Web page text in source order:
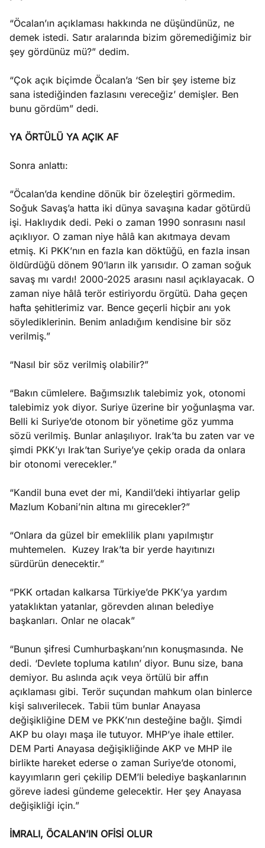
“Öcalan’ın açıklaması hakkında ne düşündünüz, ne
demek istedi. Satır aralarında bizim göremediğimiz bir
şey gördünüz mü?” dedim.
“Çok açık biçimde Öcalan’a ‘Sen bir şey isteme biz
sana istediğinden fazlasını vereceğiz’ demişler. Ben
bunu gördüm” dedi.
YA ÖRTÜLÜ YA AÇIK AF
Sonra anlattı:
“Öcalan’da kendine dönük bir özeleştiri görmedim.
Soğuk Savaş’a hatta iki dünya savaşına kadar götürdü
işi. Haklıydık dedi. Peki o zaman 1990 sonrasını nasıl
açıklıyor. O zaman niye hâlâ kan akıtmaya devam
etmiş. Ki PKK’nın en fazla kan döktüğü, en fazla insan
öldürdüğü dönem 90’ların ilk yarısıdır. O zaman soğuk
savaş mı vardı! 2000-2025 arasını nasıl açıklayacak. O
zaman niye hâlâ terör estiriyordu örgütü. Daha geçen
hafta şehitlerimiz var. Bence geçerli hiçbir anı yok
söylediklerinin. Benim anladığım kendisine bir söz
verilmiş.”
“Nasıl bir söz verilmiş olabilir?”
“Bakın cümlelere. Bağımsızlık talebimiz yok, otonomi
talebimiz yok diyor. Suriye üzerine bir yoğunlaşma var.
Belli ki Suriye’de otonom bir yönetime göz yumma
sözü verilmiş. Bunlar anlaşılıyor. Irak’ta bu zaten var ve
şimdi PKK’yı Irak’tan Suriye’ye çekip orada da onlara
bir otonomi verecekler.”
“Kandil buna evet der mi, Kandil’deki ihtiyarlar gelip
Mazlum Kobani’nin altına mı girecekler?”
“Onlara da güzel bir emeklilik planı yapılmıştır
muhtemelen. Kuzey Irak’ta bir yerde hayıtınızı
sürdürün denecektir.”
“PKK ortadan kalkarsa Türkiye’de PKK’ya yardım
yataklıktan yatanlar, görevden alınan belediye
başkanları. Onlar ne olacak”
“Bunun şifresi Cumhurbaşkanı’nın konuşmasında. Ne
dedi. ‘Devlete topluma katılın’ diyor. Bunu size, bana
demiyor. Bu aslında açık veya örtülü bir affın
açıklaması gibi. Terör suçundan mahkum olan binlerce
kişi salıverilecek. Tabii tüm bunlar Anayasa
değişikliğine DEM ve PKK’nın desteğine bağlı. Şimdi
AKP bu olayı maşa ile tutuyor. MHP’ye ihale ettiler.
DEM Parti Anayasa değişikliğinde AKP ve MHP ile
birlikte hareket ederse o zaman Suriye’de otonomi,
kayyımların geri çekilip DEM’li belediye başkanlarının
göreve iadesi gündeme gelecektir. Her şey Anayasa
değişikliği için.”
İMRALI, ÖCALAN’IN OFİSİ OLUR